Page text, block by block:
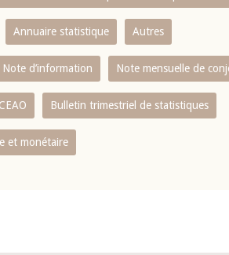
Annuaire statistique Autres
Note d’information Note mensuelle de
Bulletin trimestriel de statistiques
et monétaire